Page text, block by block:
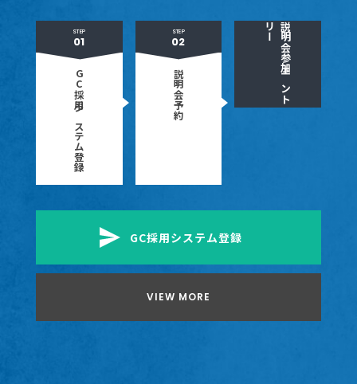
STEP
GC採用
システム登録
STEP
説明会予約
説明会参加
エ
ン
ト
リ
ー
GC採用システム登録
VIEW MORE